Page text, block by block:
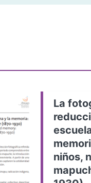
La
niños,